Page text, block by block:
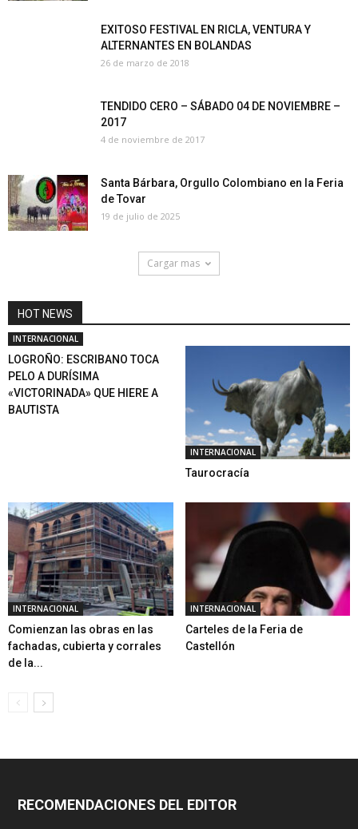
EXITOSO FESTIVAL EN RICLA, VENTURA Y
ALTERNANTES EN BOLANDAS
26 de marzo de 2018
TENDIDO CERO – SÁBADO 04 DE NOVIEMBRE –
2017
4 de noviembre de 2017
Santa Bárbara, Orgullo Colombiano en la Feria
de Tovar
19 de julio de 2025
Cargar mas
HOT NEWS
INTERNACIONAL
LOGROÑO: ESCRIBANO TOCA
PELO A DURÍSIMA
«VICTORINADA» QUE HIERE A
BAUTISTA
INTERNACIONAL
Taurocracía
INTERNACIONAL
Comienzan las obras en las
fachadas, cubierta y corrales
de la...
INTERNACIONAL
Carteles de la Feria de
Castellón
RECOMENDACIONES DEL EDITOR